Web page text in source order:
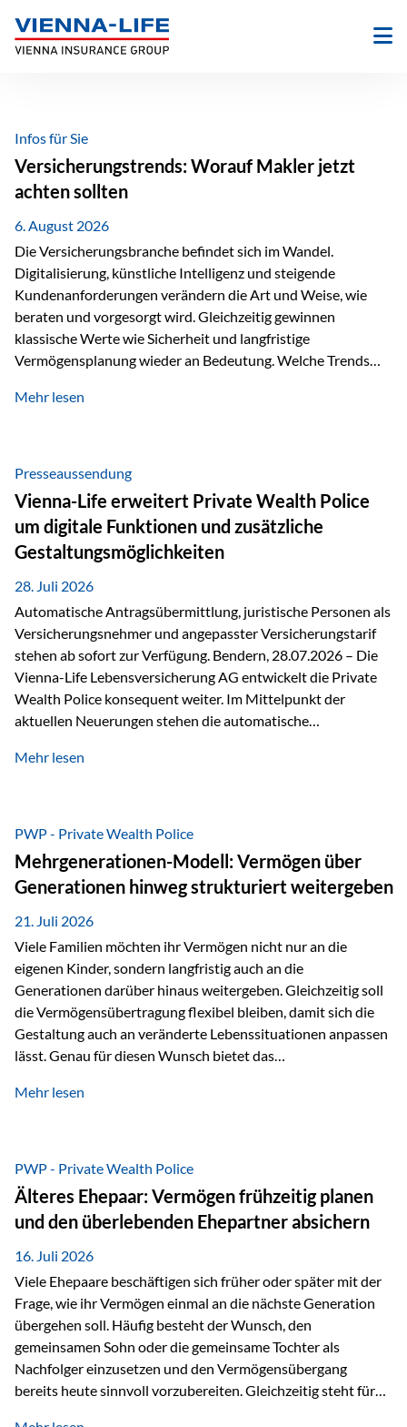
Inhalt
springen
Infos für Sie
Versicherungstrends: Worauf Makler jetzt
achten sollten
6. August 2026
Die Versicherungsbranche befindet sich im Wandel.
Digitalisierung, künstliche Intelligenz und steigende
Kundenanforderungen verändern die Art und Weise, wie
beraten und vorgesorgt wird. Gleichzeitig gewinnen
klassische Werte wie Sicherheit und langfristige
Vermögensplanung wieder an Bedeutung. Welche Trends
Blick behalten? Digitalisierung und KI verändern die
administrative Aufgaben, beschleunigen Abläufe und
schaffen mehr Zeit für das Wesentliche: die persönliche
Beratung. Gerade deshalb wird die individuelle Betreuung
zum entscheidenden Erfolgsfaktor. Technologie kann
unterstützen, Vertrauen entsteht jedoch weiterhin im
persönlichen Gespräch. Bei der Vienna-Life reagieren…
Mehr lesen
Presseaussendung
Vienna-Life erweitert Private Wealth Police
um digitale Funktionen und zusätzliche
Gestaltungsmöglichkeiten
28. Juli 2026
Automatische Antragsübermittlung, juristische Personen als
Versicherungsnehmer und angepasster Versicherungstarif
stehen ab sofort zur Verfügung. Bendern, 28.07.2026 – Die
Vienna-Life Lebensversicherung AG entwickelt die Private
Wealth Police konsequent weiter. Im Mittelpunkt der
aktuellen Neuerungen stehen die automatische
als Versicherungsnehmer einzusetzen, sowie eine
Abwicklung für Vertriebspartner deutlich effizienter
gestaltet. Anträge werden direkt elektronisch übermittelt,
Medienbrüche reduziert und die weitere Bearbeitung
beschleunigt. Ab sofort können auch juristische Personen,
wie Kapitalgesellschaften oder Stiftungen, als
Versicherungsnehmer eingesetzt werden. Damit erweitert
die Vienna-Life die Einsatzmöglichkeiten der Private Wealth
Police insbesondere für…
Mehr lesen
PWP - Private Wealth Police
Mehrgenerationen-Modell: Vermögen über
Generationen hinweg strukturiert weitergeben
21. Juli 2026
Viele Familien möchten ihr Vermögen nicht nur an die
eigenen Kinder, sondern langfristig auch an die
Generationen darüber hinaus weitergeben. Gleichzeitig soll
die Vermögensübertragung flexibel bleiben, damit sich die
Gestaltung auch an veränderte Lebenssituationen anpassen
lässt. Genau für diesen Wunsch bietet das
Vienna-Life eine interessante Lösung. Es ermöglicht,
Ausgangssituation Stellen Sie sich folgende Familie vor: Die
Großeltern haben über viele Jahre Vermögen aufgebaut. Ihr
Wunsch ist es, dieses Vermögen nicht nur den eigenen
Kindern, sondern langfristig auch den Enkeln zukommen zu…
Mehr lesen
PWP - Private Wealth Police
Älteres Ehepaar: Vermögen frühzeitig planen
und den überlebenden Ehepartner absichern
16. Juli 2026
Viele Ehepaare beschäftigen sich früher oder später mit der
Frage, wie ihr Vermögen einmal an die nächste Generation
übergehen soll. Häufig besteht der Wunsch, den
gemeinsamen Sohn oder die gemeinsame Tochter als
Nachfolger einzusetzen und den Vermögensübergang
bereits heute sinnvoll vorzubereiten. Gleichzeitig steht für